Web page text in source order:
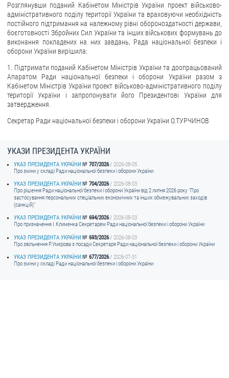
ДЕРЖАВНИЙ РЕЄСТР САНКЦІЙ
Розглянувши поданий Кабінетом Міністрів України проект військово-
адміністративного поділу території України та враховуючи необхідність
постійного підтримання на належному рівні обороноздатності держави,
боєготовності Збройних Сил України та інших військових формувань до
виконання покладених на них завдань, Рада національної безпеки і
оборони України вирішила:
1. Підтримати поданий Кабінетом Міністрів України та доопрацьований
Апаратом Ради національної безпеки і оборони України разом з
Кабінетом Міністрів України проект військово-адміністративного поділу
території України і запропонувати його Президентові України для
затвердження.
Секретар Ради національної безпеки і оборони України О.ТУРЧИНОВ
УКАЗИ ПРЕЗИДЕНТА УКРАЇНИ
УКАЗ ПРЕЗИДЕНТА УКРАЇНИ 707/2026
2026-08-05
Про зміни у складі Ради національної безпеки і оборони України
УКАЗ ПРЕЗИДЕНТА УКРАЇНИ
704/2026
2026-08-03
Про рішення Ради національної безпеки і оборони України від 2 липня 2026 року "Про
застосування персональних спеціальних економічних та інших обмежувальних заходів
(санкцій)"
УКАЗ ПРЕЗИДЕНТА УКРАЇНИ
694/2026
2026-08-03
Про призначення I.Клименка Секретарем Ради національної безпеки і оборони України
УКАЗ ПРЕЗИДЕНТА УКРАЇНИ
693/2026
2026-08-03
Про звільнення Р.Умєрова з посади Секретаря Ради національної безпеки і оборони України
УКАЗ ПРЕЗИДЕНТА УКРАЇНИ
677/2026
2026-07-31
Про зміни у складі Ради національної безпеки і оборони України